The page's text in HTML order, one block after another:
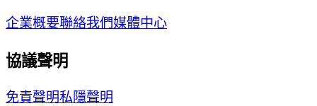
企業概要聯絡我們媒體中心
協議聲明
免責聲明私隱聲明